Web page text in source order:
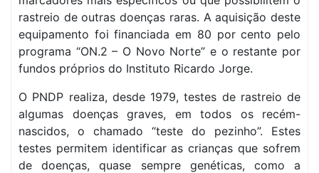
rastreio de outras doenças raras. A aquisição deste
equipamento foi financiada em 80 por cento pelo
programa “ON.2 – O Novo Norte” e o restante por
fundos próprios do Instituto Ricardo Jorge.
O PNDP realiza, desde 1979, testes de rastreio de
algumas doenças graves, em todos os recém-
nascidos, o chamado “teste do pezinho”. Estes
testes permitem identificar as crianças que sofrem
de doenças, quase sempre genéticas, como a